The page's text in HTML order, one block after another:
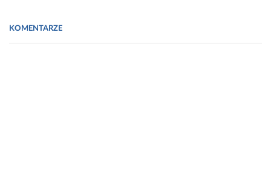
KOMENTARZE